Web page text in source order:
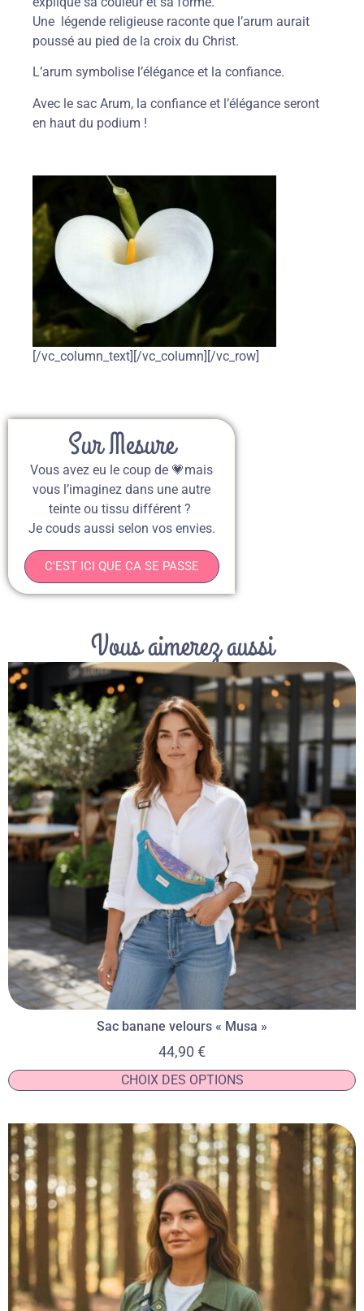
Une légende religieuse raconte que l’arum aurait
poussé au pied de la croix du Christ.
L’arum symbolise l’élégance et la confiance.
Avec le sac Arum, la confiance et l’élégance seront
en haut du podium !
[/vc_column_text][/vc_column][/vc_row]
Sur Mesure
Vous avez eu le coup de 💗mais
vous l’imaginez dans une autre
teinte ou tissu différent ?
Je couds aussi selon vos envies.
C'EST ICI QUE CA SE PASSE
Vous aimerez aussi
Sac banane velours « Musa »
44,90 €
CHOIX DES OPTIONS